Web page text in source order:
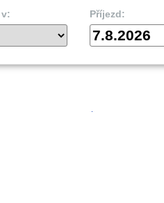
Příjezd:
7.8.2026